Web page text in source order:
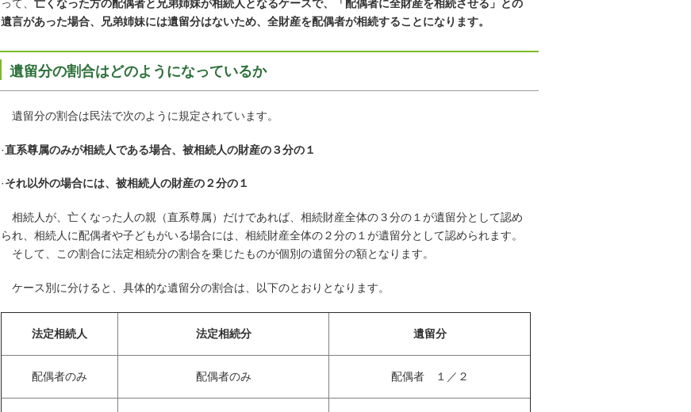
って、 亡くなった方の配偶者と兄弟姉妹が相続人となるケースで、「配偶者に全財産を相続させる」との
遺言があった場合、兄弟姉妹には遺留分はないため、全財産を配偶者が相続することになります。
遺留分の割合はどのようになっているか
遺留分の割合は民法で次のように規定されています。
·直系尊属のみが相続人である場合、被相続人の財産の３分の１
·それ以外の場合には、被相続人の財産の２分の１
相続人が、亡くなった人の親（直系尊属）だけであれば、相続財産全体の３分の１が遺留分として認め
られ、相続人に配偶者や子どもがいる場合には、相続財産全体の２分の１が遺留分として認められます。
そして、この割合に法定相続分の割合を乗じたものが個別の遺留分の額となります。
ケース別に分けると、具体的な遺留分の割合は、以下のとおりとなります。
法定相続人 法定相続分 遺留分
配偶者のみ 配偶者のみ 配偶者 １／２